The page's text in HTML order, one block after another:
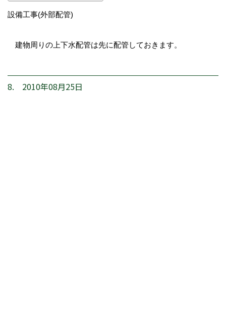
設備工事(外部配管)
建物周りの上下水配管は先に配管しておきます。
8. 2010年08月25日